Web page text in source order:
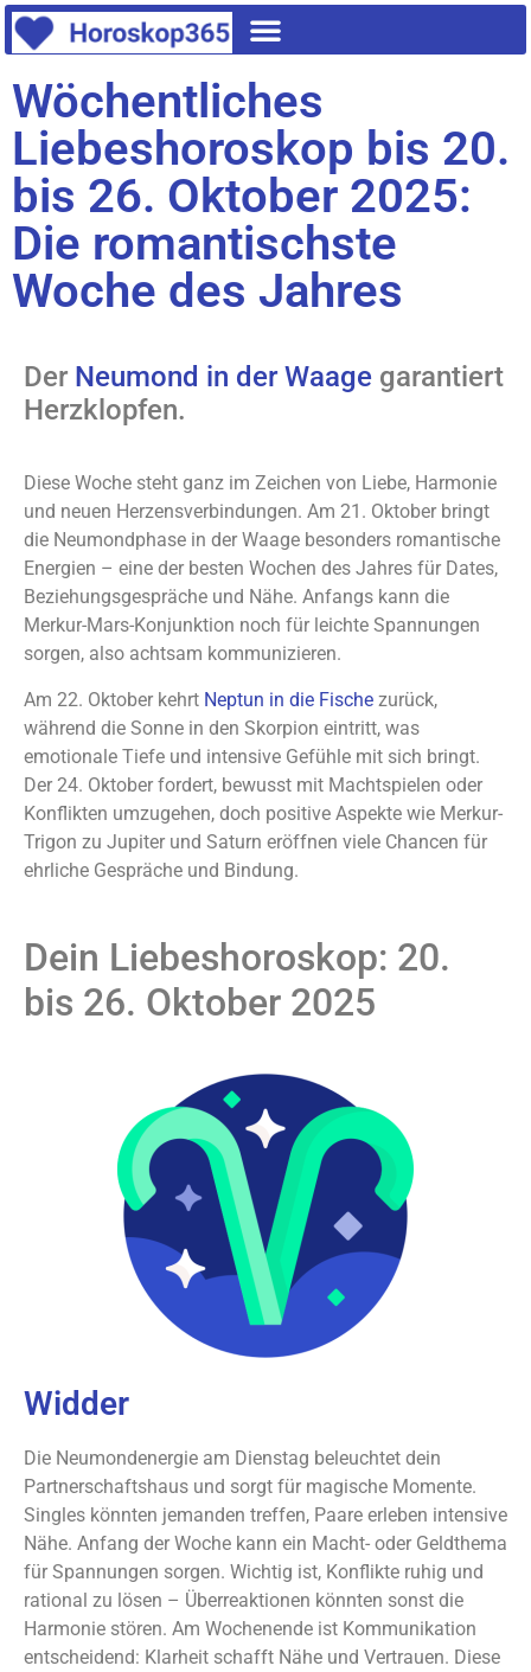
Wöchentliches
Liebeshoroskop bis 20.
bis 26. Oktober 2025:
Die romantischste
Woche des Jahres
Der Neumond in der Waage garantiert
Herzklopfen.
Diese Woche steht ganz im Zeichen von Liebe, Harmonie
und neuen Herzensverbindungen. Am 21. Oktober bringt
die Neumondphase in der Waage besonders romantische
Energien – eine der besten Wochen des Jahres für Dates,
Beziehungsgespräche und Nähe. Anfangs kann die
Merkur-Mars-Konjunktion noch für leichte Spannungen
sorgen, also achtsam kommunizieren.
Am 22. Oktober kehrt Neptun in die Fische zurück,
während die Sonne in den Skorpion eintritt, was
emotionale Tiefe und intensive Gefühle mit sich bringt.
Der 24. Oktober fordert, bewusst mit Machtspielen oder
Konflikten umzugehen, doch positive Aspekte wie Merkur-
Trigon zu Jupiter und Saturn eröffnen viele Chancen für
ehrliche Gespräche und Bindung.
Dein Liebeshoroskop: 20.
bis 26. Oktober 2025
Widder
Die Neumondenergie am Dienstag beleuchtet dein
Partnerschaftshaus und sorgt für magische Momente.
Singles könnten jemanden treffen, Paare erleben intensive
Nähe. Anfang der Woche kann ein Macht- oder Geldthema
für Spannungen sorgen. Wichtig ist, Konflikte ruhig und
rational zu lösen – Überreaktionen könnten sonst die
Harmonie stören. Am Wochenende ist Kommunikation
entscheidend: Klarheit schafft Nähe und Vertrauen. Diese